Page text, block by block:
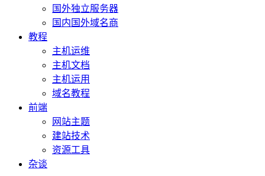
国外独立服务器
国内国外域名商
教程
主机运维
主机文档
主机运用
域名教程
前端
网站主题
建站技术
资源工具
杂谈